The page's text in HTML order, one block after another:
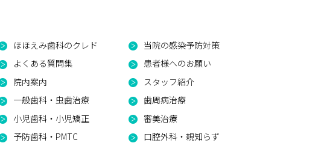
ほほえみ歯科のクレド
当院の感染予防対策
よくある質問集
患者様へのお願い
院内案内
スタッフ紹介
一般歯科・虫歯治療
歯周病治療
小児歯科・小児矯正
審美治療
予防歯科・PMTC
口腔外科・親知らず